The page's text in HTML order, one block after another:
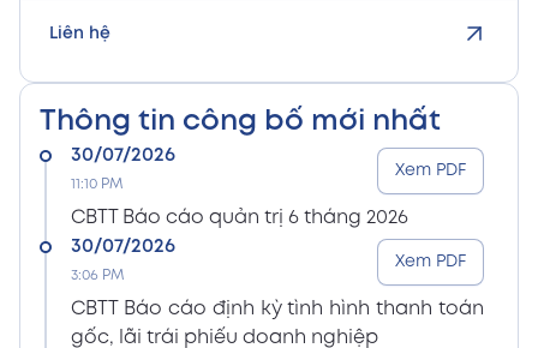
Liên hệ
Thông tin công bố mới nhất
30/07/2026
11:10 PM
CBTT Báo cáo quản trị 6 tháng 2026
Xem PDF
30/07/2026
3:06 PM
CBTT Báo cáo định kỳ tình hình thanh toán
gốc, lãi trái phiếu doanh nghiệp
Xem PDF